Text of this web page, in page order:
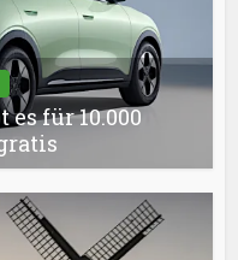
es für 10.000